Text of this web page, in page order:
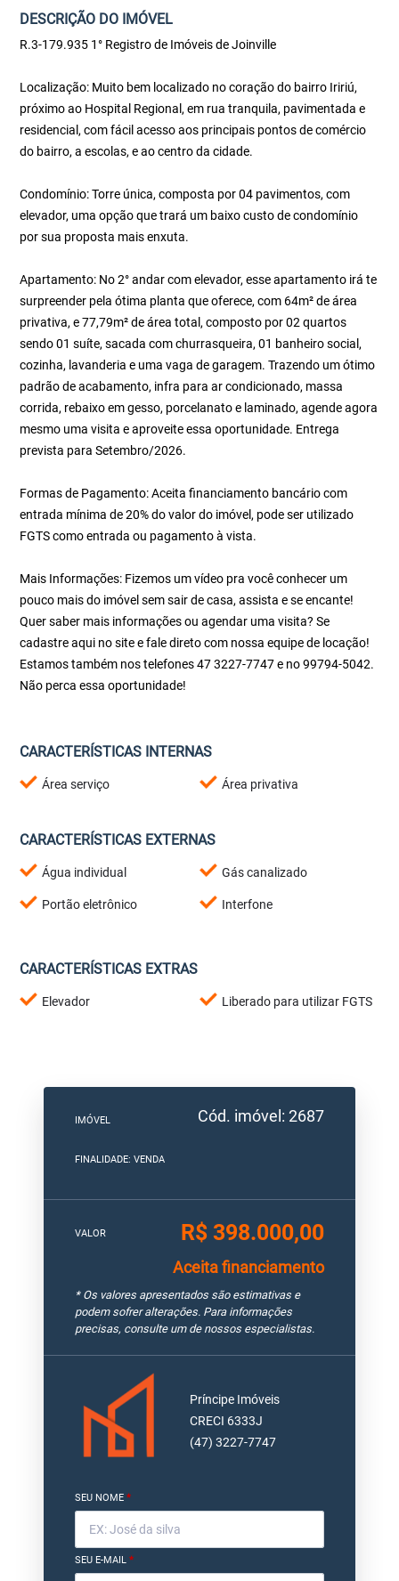
DESCRIÇÃO DO IMÓVEL
R.3-179.935 1° Registro de Imóveis de Joinville
Localização: Muito bem localizado no coração do bairro Iririú,
próximo ao Hospital Regional, em rua tranquila, pavimentada e
residencial, com fácil acesso aos principais pontos de comércio
do bairro, a escolas, e ao centro da cidade.
Condomínio: Torre única, composta por 04 pavimentos, com
elevador, uma opção que trará um baixo custo de condomínio
por sua proposta mais enxuta.
Apartamento: No 2° andar com elevador, esse apartamento irá te
surpreender pela ótima planta que oferece, com 64m² de área
privativa, e 77,79m² de área total, composto por 02 quartos
sendo 01 suíte, sacada com churrasqueira, 01 banheiro social,
cozinha, lavanderia e uma vaga de garagem. Trazendo um ótimo
padrão de acabamento, infra para ar condicionado, massa
corrida, rebaixo em gesso, porcelanato e laminado, agende agora
mesmo uma visita e aproveite essa oportunidade. Entrega
prevista para Setembro/2026.
Formas de Pagamento: Aceita financiamento bancário com
entrada mínima de 20% do valor do imóvel, pode ser utilizado
FGTS como entrada ou pagamento à vista.
Mais Informações: Fizemos um vídeo pra você conhecer um
pouco mais do imóvel sem sair de casa, assista e se encante!
Quer saber mais informações ou agendar uma visita? Se
cadastre aqui no site e fale direto com nossa equipe de locação!
Estamos também nos telefones 47 3227-7747 e no 99794-5042.
Não perca essa oportunidade!
CARACTERÍSTICAS INTERNAS
Área serviço Área privativa
CARACTERÍSTICAS EXTERNAS
Água individual Gás canalizado
Portão eletrônico Interfone
CARACTERÍSTICAS EXTRAS
Elevador Liberado para utilizar FGTS
IMÓVEL Cód. imóvel: 2687
FINALIDADE: VENDA
VALOR R$ 398.000,00
Aceita financiamento
* Os valores apresentados são estimativas e
podem sofrer alterações. Para informações
precisas, consulte um de nossos especialistas.
Príncipe Imóveis
CRECI 6333J
(47) 3227-7747
SEU NOME *
SEU E-MAIL *